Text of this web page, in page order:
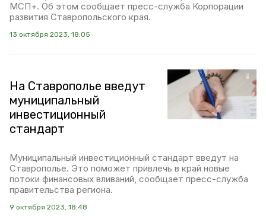
МСП+. Об этом сообщает пресс-служба Корпорации
развития Ставропольского края.
13 октября 2023, 18:05
На Ставрополье введут
муниципальный
инвестиционный
стандарт
Муниципальный инвестиционный стандарт введут на
Ставрополье. Это поможет привлечь в край новые
потоки финансовых вливаний, сообщает пресс-служба
правительства региона.
9 октября 2023, 18:48